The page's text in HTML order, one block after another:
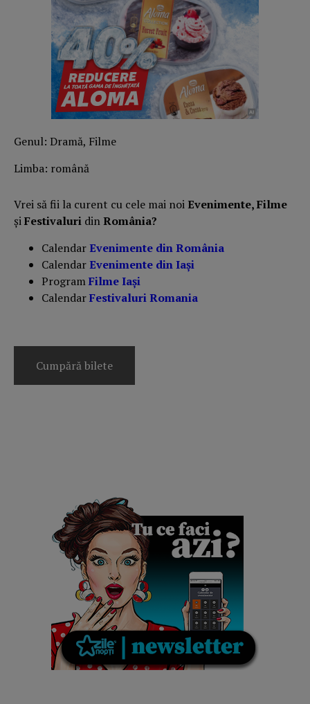
Genul: Dramă, Filme
Limba: română
Vrei să fii la curent cu cele mai noiEvenimente, Filme
șiFestivaluri dinRomânia?
CalendarEvenimente din România
CalendarEvenimente din Iași
ProgramFilme Iași
CalendarFestivaluri Romania
Cumpără bilete